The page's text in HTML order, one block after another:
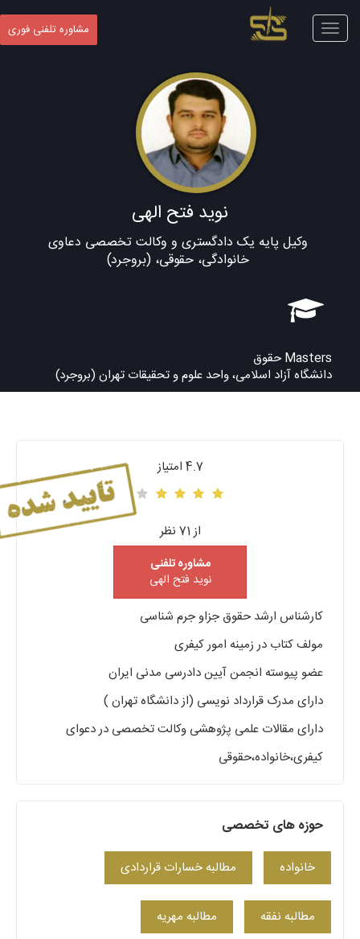
Toggle
navigation
مشاوره تلفنی فوری
نوید فتح الهی
وکیل پایه یک دادگستری و وکالت تخصصی دعاوی
خانوادگی، حقوقی، (بروجرد)
Masters حقوق
دانشگاه آزاد اسلامی، واحد علوم و تحقیقات تهران (بروجرد)
4.7 امتیاز
از 71 نظر
مشاوره تلفنی
نوید فتح الهی
کارشناس ارشد حقوق جزاو جرم شناسی
مولف کتاب در زمینه امور کیفری
عضو پیوسته انجمن آیین دادرسی مدنی ایران
دارای مدرک قرارداد نویسی (از دانشگاه تهران )
دارای مقالات علمی پژوهشی وکالت تخصصی در دعوای
کیفری،خانواده،حقوقی
حوزه های تخصصی
خانواده مطالبه خسارات قراردادی
مطالبه نفقه مطالبه مهریه